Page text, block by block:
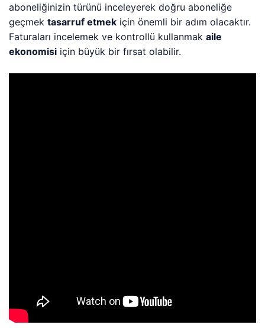
aboneliğinizin türünü inceleyerek doğru aboneliğe
geçmektasarruf etmek için önemli bir adım olacaktır.
Faturaları incelemek ve kontrollü kullanmakaile
ekonomisi için büyük bir fırsat olabilir.